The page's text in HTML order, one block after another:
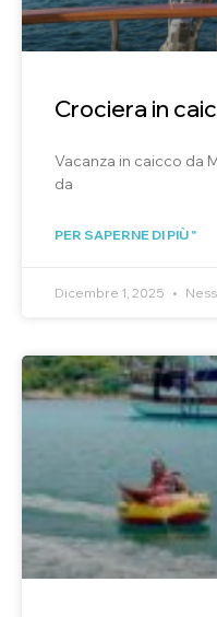
Crociera in
Vacanza in caicco da
da
PER SAPERNE DI PIÙ "
Dicembre 1, 2025